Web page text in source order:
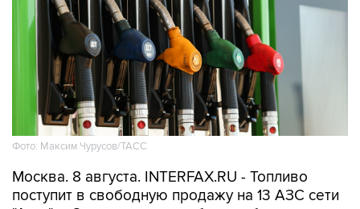
Фото: Максим Чурусов/ТАСС
Москва. 8 августа. INTERFAX.RU - Топливо
"Атан" в Севастополе, сообщил губернатор
города Михаил Развожаев в пятницу.